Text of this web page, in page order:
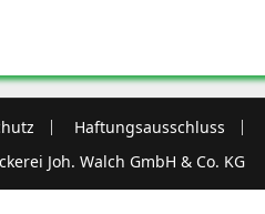
Haftungsausschluss
Joh. Walch GmbH & Co. KG